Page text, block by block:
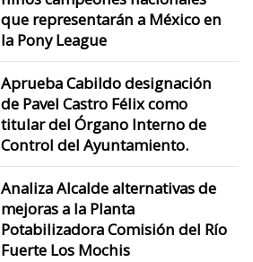
que representarán a México en
la Pony League
Aprueba Cabildo designación
de Pavel Castro Félix como
titular del Órgano Interno de
Control del Ayuntamiento.
Analiza Alcalde alternativas de
mejoras a la Planta
Potabilizadora Comisión del Río
Fuerte Los Mochis